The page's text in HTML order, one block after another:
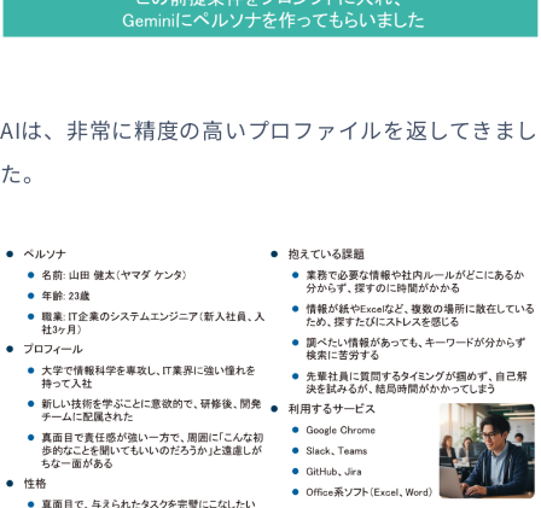
AIは、非常に精度の高いプロファイルを返してきまし
た。